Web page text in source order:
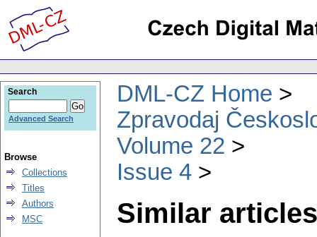
DML-CZ Home
Zpravodaj
Volume 22
Issue 4
Similar
Search
Advanced Search
Browse
Collections
Titles
Authors
MSC